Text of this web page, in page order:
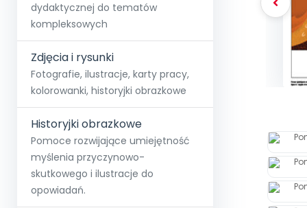
Strefy,
Akademia
Testuj przez 7 dni
∞Pakiet
Pełen
Dodaj wpis
dydaktycznej do tematów
kompleksowych
Zdjęcia i rysunki
Fotografie, ilustracje, karty pracy,
kolorowanki, historyjki obrazkowe
Historyjki obrazkowe
Pomoce rozwijające umiejętność
myślenia przyczynowo-
skutkowego i ilustracje do
opowiadań.